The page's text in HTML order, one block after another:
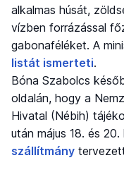
alkalmas húsát,
vízben forrázással
gabonaféléket. A
listát ismerteti.
Bóna Szabolcs
oldalán, hogy a
Hivatal (Nébih)
után május 18. és
szállítmány